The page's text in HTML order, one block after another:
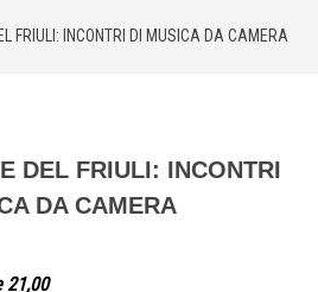
FRIULI: INCONTRI DI MUSICA DA CAMERA
DEL FRIULI: INCONTRI
DA CAMERA
21,00